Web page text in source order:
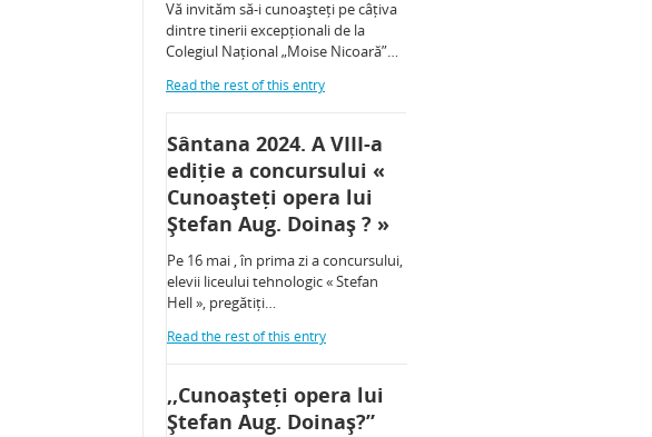
Vă invităm să-i cunoașteți pe câțiva
dintre tinerii excepționali de la
Colegiul Național „Moise Nicoară”…
Read the rest of this entry
Sântana 2024. A VIII-a
ediție a concursului «
Cunoașteți opera lui
Ștefan Aug. Doinaș ? »
Pe 16 mai , în prima zi a concursului,
elevii liceului tehnologic « Stefan
Hell », pregătiți…
Read the rest of this entry
,,Cunoașteți opera lui
Ștefan Aug. Doinaș?”